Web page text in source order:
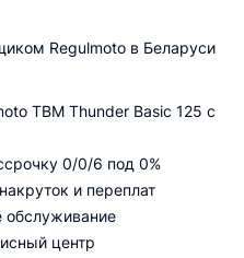
Regulmoto в Беларуси
TBM Thunder Basic 125 с
0/0/6 под 0%
и переплат
обслуживание
центр